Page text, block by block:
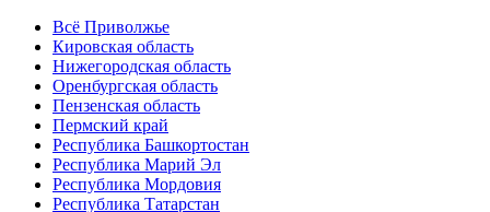
Всё Приволжье
Кировская область
Нижегородская область
Оренбургская область
Пензенская область
Пермский край
Республика Башкортостан
Республика Марий Эл
Республика Мордовия
Республика Татарстан